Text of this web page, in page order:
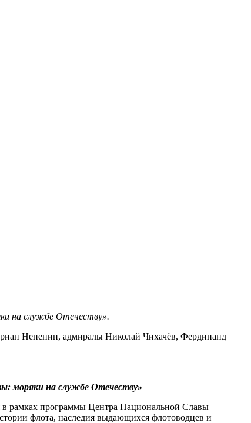
на службе Отечеству».
Непенин, адмиралы Николай Чихачёв, Фердинанд
моряки на службе Отечеству»
в рамках программы Центра Национальной Славы
флота, наследия выдающихся флотоводцев и